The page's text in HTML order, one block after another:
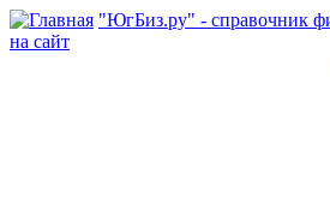
"ЮгБиз.ру" - справочник
на сайт